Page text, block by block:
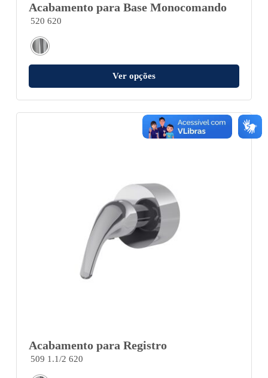
Acabamento para Base Monocomando
520 620
Ver opções
Acabamento para Registro
509 1.1/2 620